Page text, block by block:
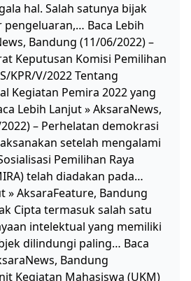
hal. Salah satunya bijak
Baca Lebih
Bandung (11/06/2022) –
Keputusan Komisi Pemilihan
KPR/V/2022 Tentang
Kegiatan Pemira 2022 yang
Lebih Lanjut » AksaraNews,
– Perhelatan demokrasi
setelah mengalami
Pemilihan Raya
telah diadakan pada…
» AksaraFeature, Bandung
Cipta termasuk salah satu
intelektual yang memiliki
dilindungi paling… Baca
Bandung
Kegiatan Mahasiswa (UKM)